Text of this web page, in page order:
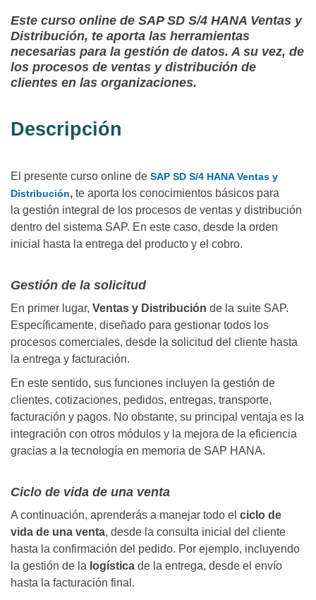
Este curso online de SAP SD S/4 HANA Ventas y
Distribución, te aporta las herramientas
necesarias para la gestión de datos. A su vez, de
los procesos de ventas y distribución de
clientes en las organizaciones.
Descripción
El presente curso online de SAP SD S/4 HANA Ventas y
Distribución, te aporta los conocimientos básicos para
la gestión integral de los procesos de ventas y distribución
dentro del sistema SAP. En este caso, desde la orden
inicial hasta la entrega del producto y el cobro.
Gestión de la solicitud
En primer lugar, Ventas y Distribución de la suite SAP.
Específicamente, diseñado para gestionar todos los
procesos comerciales, desde la solicitud del cliente hasta
la entrega y facturación.
En este sentido, sus funciones incluyen la gestión de
clientes, cotizaciones, pedidos, entregas, transporte,
facturación y pagos. No obstante, su principal ventaja es la
integración con otros módulos y la mejora de la eficiencia
gracias a la tecnología en memoria de SAP HANA.
Ciclo de vida de una venta
A continuación, aprenderás a manejar todo el ciclo de
vida de una venta, desde la consulta inicial del cliente
hasta la confirmación del pedido. Por ejemplo, incluyendo
la gestión de la logística de la entrega, desde el envío
hasta la facturación final.